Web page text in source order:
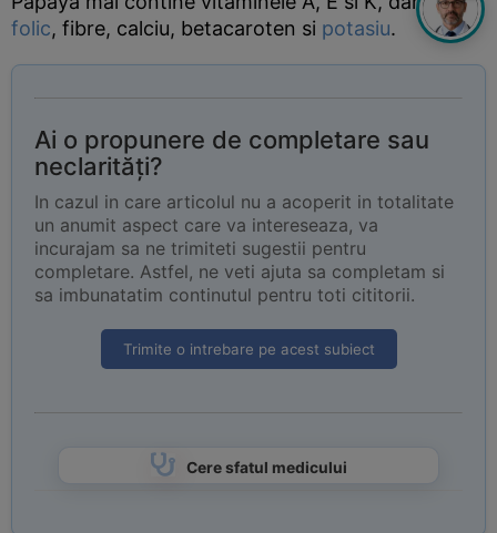
folic, fibre, calciu, betacaroten si potasiu.
Ai o propunere de completare sau
neclarități?
In cazul in care articolul nu a acoperit in totalitate
un anumit aspect care va intereseaza, va
incurajam sa ne trimiteti sugestii pentru
completare. Astfel, ne veti ajuta sa completam si
sa imbunatatim continutul pentru toti cititorii.
Trimite o intrebare pe acest subiect
Cere sfatul medicului